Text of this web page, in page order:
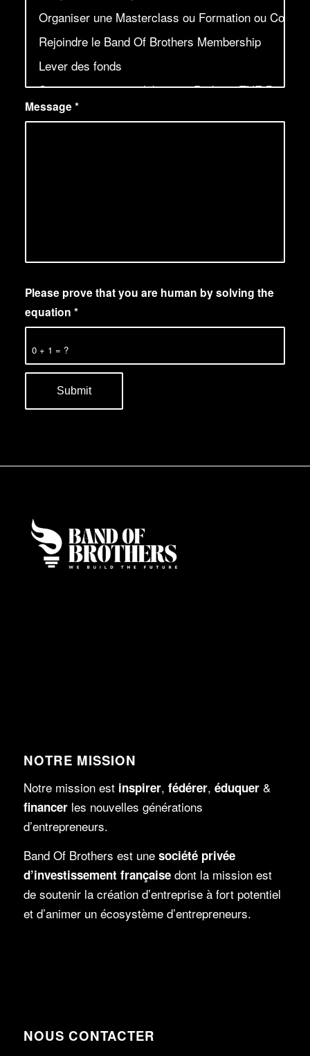
Message*
0 + 1 = ?
Please prove that you are human by solving the
equation *
NOTRE MISSION
Notre mission est inspirer, fédérer, éduquer&
fnancer les nouvelles générations
d’entrepreneurs.
Band Of Brothers est unesociété privée
d’investissement françaisedont la mission est
de soutenir la création d’entreprise à fort potentiel
et d’animer un écosystème d’entrepreneurs.
NOUS CONTACTER